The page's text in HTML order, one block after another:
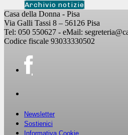
Archivio notizie
Casa della Donna - Pisa
Via Galli Tassi 8 – 56126 Pisa
Tel: 050 550627 - eMail:
Codice fiscale 93033330502
Newsletter
Sostienici
Informativa Cookie